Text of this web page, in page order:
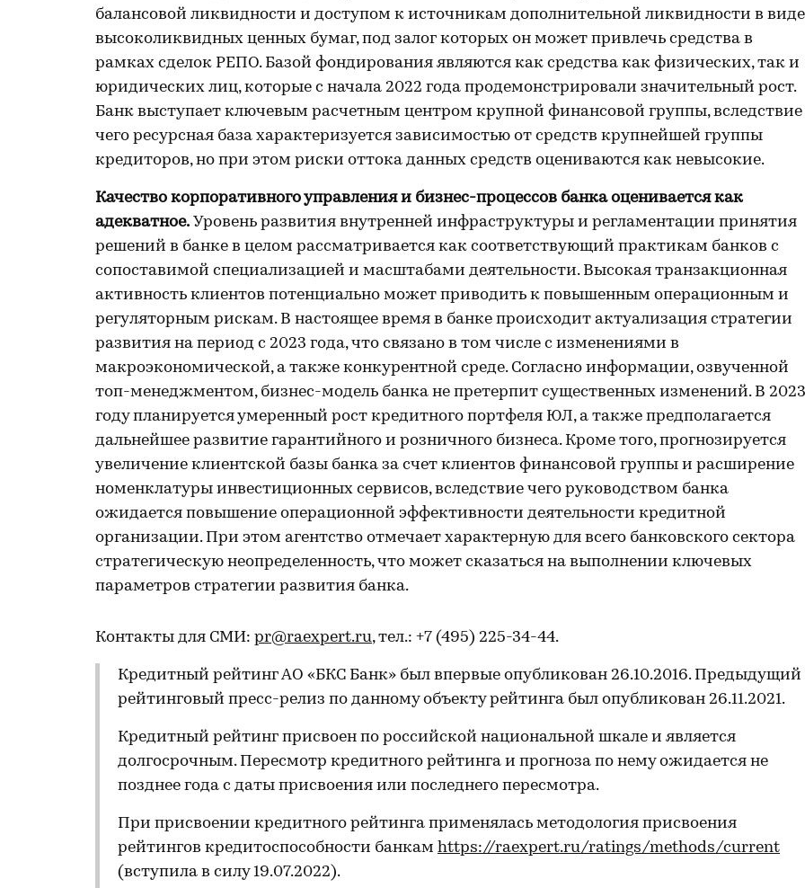
балансовой ликвидности и доступом к источникам дополнительной ликвидности в виде
высоколиквидных ценных бумаг, под залог которых он может привлечь средства в
рамках сделок РЕПО. Базой фондирования являются как средства как физических, так и
юридических лиц, которые с начала 2022 года продемонстрировали значительный рост.
Банк выступает ключевым расчетным центром крупной финансовой группы, вследствие
чего ресурсная база характеризуется зависимостью от средств крупнейшей группы
кредиторов, но при этом риски оттока данных средств оцениваются как невысокие.
Качество корпоративного управления и бизнес-процессов банка оценивается как
адекватное. Уровень развития внутренней инфраструктуры и регламентации принятия
решений в банке в целом рассматривается как соответствующий практикам банков с
сопоставимой специализацией и масштабами деятельности. Высокая транзакционная
активность клиентов потенциально может приводить к повышенным операционным и
регуляторным рискам. В настоящее время в банке происходит актуализация стратегии
развития на период с 2023 года, что связано в том числе с изменениями в
макроэкономической, а также конкурентной среде. Согласно информации, озвученной
топ-менеджментом, бизнес-модель банка не претерпит существенных изменений. В 2023
году планируется умеренный рост кредитного портфеля ЮЛ, а также предполагается
дальнейшее развитие гарантийного и розничного бизнеса. Кроме того, прогнозируется
увеличение клиентской базы банка за счет клиентов финансовой группы и расширение
номенклатуры инвестиционных сервисов, вследствие чего руководством банка
ожидается повышение операционной эффективности деятельности кредитной
организации. При этом агентство отмечает характерную для всего банковского сектора
стратегическую неопределенность, что может сказаться на выполнении ключевых
параметров стратегии развития банка.
Контакты для СМИ: pr@raexpert.ru, тел.: +7 (495) 225-34-44.
Кредитный рейтинг АО «БКС Банк» был впервые опубликован 26.10.2016. Предыдущий
рейтинговый пресс-релиз по данному объекту рейтинга был опубликован 26.11.2021.
Кредитный рейтинг присвоен по российской национальной шкале и является
долгосрочным. Пересмотр кредитного рейтинга и прогноза по нему ожидается не
позднее года с даты присвоения или последнего пересмотра.
При присвоении кредитного рейтинга применялась методология присвоения
рейтингов кредитоспособности банкам https://raexpert.ru/ratings/methods/current
(вступила в силу 19.07.2022).